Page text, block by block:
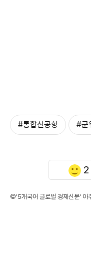
#통합신공항 #군
2
©'5개국어 글로벌 경제신문' 아